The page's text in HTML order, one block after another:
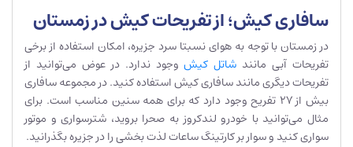
سافاری کیش؛ از تفریحات کیش در زمستان
در زمستان با توجه به هوای نسبتا سرد جزیره، امکان استفاده از برخی
تفریحات آبی مانند شاتل کیشوجود ندارد. در عوض می‌توانید از
تفریحات دیگری مانند سافاری کیش استفاده کنید. در مجموعه سافاری
بیش از 27 تفریح وجود دارد که برای همه سنین مناسب است. برای
مثال می‌توانید با خودرو لندکروز به صحرا بروید، شترسواری و موتور
سواری کنید و سوار بر کارتینگ ساعات لذت بخشی را در جزیره بگذرانید.